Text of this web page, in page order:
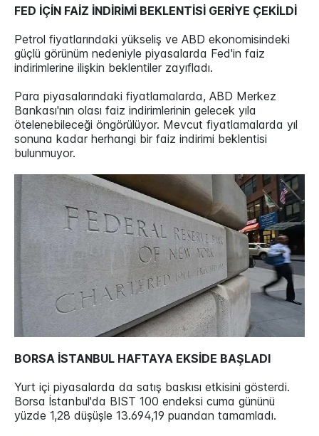
FED İÇİN FAİZ İNDİRİMİ BEKLENTİSİ GERİYE ÇEKİLDİ
Petrol fiyatlarındaki yükseliş ve ABD ekonomisindeki
güçlü görünüm nedeniyle piyasalarda Fed'in faiz
indirimlerine ilişkin beklentiler zayıfladı.
Para piyasalarındaki fiyatlamalarda, ABD Merkez
Bankası'nın olası faiz indirimlerinin gelecek yıla
ötelenebileceği öngörülüyor. Mevcut fiyatlamalarda yıl
sonuna kadar herhangi bir faiz indirimi beklentisi
bulunmuyor.
BORSA İSTANBUL HAFTAYA EKSİDE BAŞLADI
Yurt içi piyasalarda da satış baskısı etkisini gösterdi.
Borsa İstanbul'da BIST 100 endeksi cuma gününü
yüzde 1,28 düşüşle 13.694,19 puandan tamamladı.